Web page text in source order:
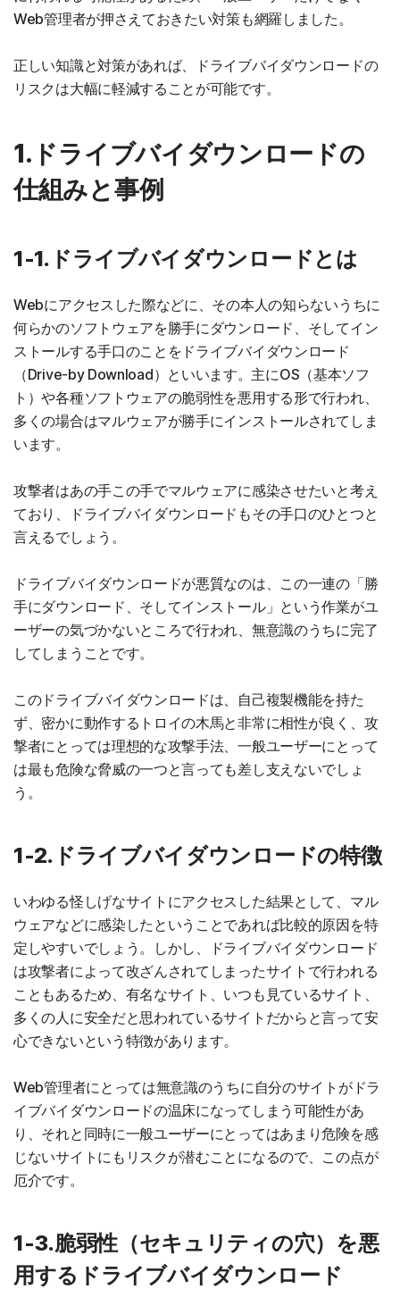
Web管理者が押さえておきたい対策も網羅しました。
正しい知識と対策があれば、ドライブバイダウンロードの
リスクは大幅に軽減することが可能です。
1.ドライブバイダウンロードの
仕組みと事例
1-1.ドライブバイダウンロードとは
Webにアクセスした際などに、その本人の知らないうちに
何らかのソフトウェアを勝手にダウンロード、そしてイン
ストールする手口のことをドライブバイダウンロード
（Drive-by Download）といいます。主にOS（基本ソフ
ト）や各種ソフトウェアの脆弱性を悪用する形で行われ、
多くの場合はマルウェアが勝手にインストールされてしま
います。
攻撃者はあの手この手でマルウェアに感染させたいと考え
ており、ドライブバイダウンロードもその手口のひとつと
言えるでしょう。
ドライブバイダウンロードが悪質なのは、この一連の「勝
手にダウンロード、そしてインストール」という作業がユ
ーザーの気づかないところで行われ、無意識のうちに完了
してしまうことです。
このドライブバイダウンロードは、自己複製機能を持た
ず、密かに動作するトロイの木馬と非常に相性が良く、攻
撃者にとっては理想的な攻撃手法、一般ユーザーにとって
は最も危険な脅威の一つと言っても差し支えないでしょ
う。
1-2.ドライブバイダウンロードの特徴
いわゆる怪しげなサイトにアクセスした結果として、マル
ウェアなどに感染したということであれば比較的原因を特
定しやすいでしょう。しかし、ドライブバイダウンロード
は攻撃者によって改ざんされてしまったサイトで行われる
こともあるため、有名なサイト、いつも見ているサイト、
多くの人に安全だと思われているサイトだからと言って安
心できないという特徴があります。
Web管理者にとっては無意識のうちに自分のサイトがドラ
イブバイダウンロードの温床になってしまう可能性があ
り、それと同時に一般ユーザーにとってはあまり危険を感
じないサイトにもリスクが潜むことになるので、この点が
厄介です。
1-3.脆弱性（セキュリティの穴）を悪
用するドライブバイダウンロード